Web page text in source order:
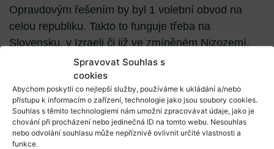
Spravovat Souhlas s
cookies
Abychom poskytli co nejlepší služby, používáme k ukládání a/nebo
přístupu k informacím o zařízení, technologie jako jsou soubory cookies.
Souhlas s těmito technologiemi nám umožní zpracovávat údaje, jako je
chování při procházení nebo jedinečná ID na tomto webu. Nesouhlas
nebo odvolání souhlasu může nepříznivě ovlivnit určité vlastnosti a
funkce.
Opravdovým řešením by byl 1 volební obvod na
celou republiku. Takto to funguje třeba na
Slovensku, v Izraeli či již ve zmíněném Nizozemí.
Voliči by dostali ohromnou plachtu s kandidátkou
čítající 200 jmen. Každá důchodkyně by mohla
přímo volit Andreje Babiše či Ivana Bartoše.
Z preferenčních hlasů by bylo hned jasné, kdo je
nejoblíbenějším politikem, a hlavně by došlo
k narovnání podmínek pro všechny strany.